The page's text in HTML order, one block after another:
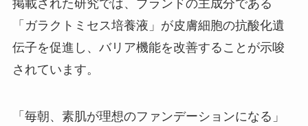
掲載された研究では、ブランドの主成分である
「ガラクトミセス培養液」が皮膚細胞の抗酸化遺
伝子を促進し、バリア機能を改善することが示唆
されています。
「毎朝、素肌が理想のファンデーションになる」